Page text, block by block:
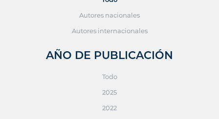
Autores nacionales
Autores internacionales
AÑO DE PUBLICACIÓN
Todo
2025
2022